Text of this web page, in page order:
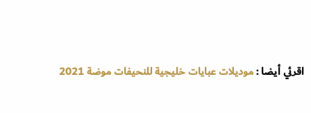
اقرئي أيضا :موديلات عبايات خليجية للنحيفات موضة 2021